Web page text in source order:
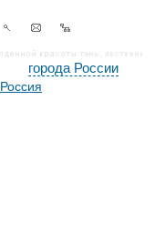
города России
Россия